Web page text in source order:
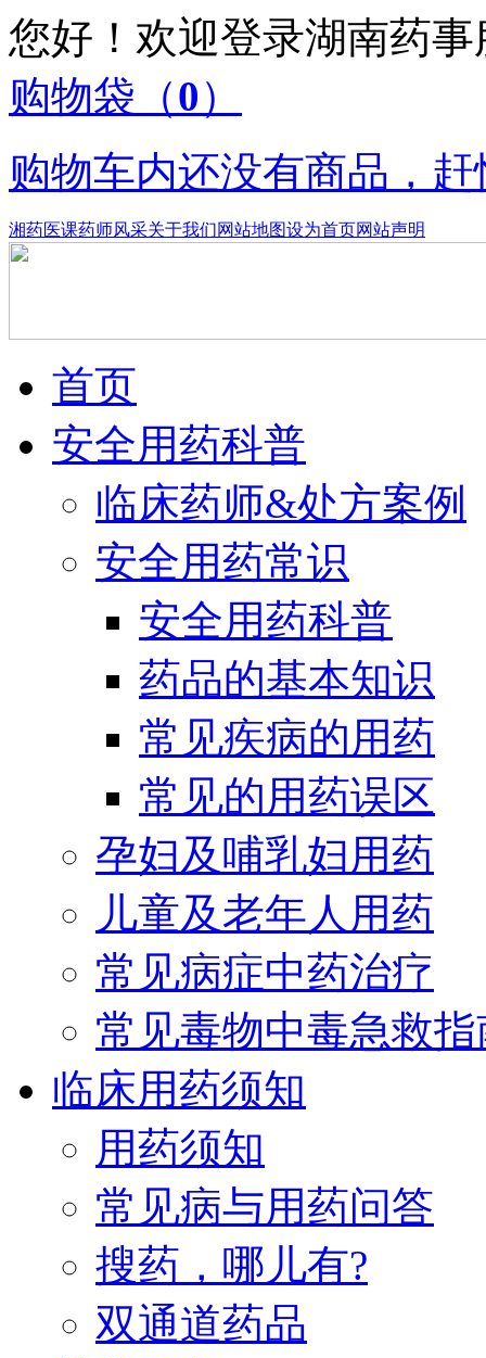
您好！欢迎登录湖南药
购物袋 （0）
购物车内还没有商品，
湘药医课药师风采关于我们网站地图设为首页网站声明
首页
安全用药科普
临床药师&处方案例
安全用药常识
安全用药科普
药品的基本知识
常见疾病的用药
常见的用药误区
孕妇及哺乳妇用药
儿童及老年人用药
常见病症中药治疗
常见毒物中毒急救指
临床用药须知
用药须知
常见病与用药问答
搜药，哪儿有?
双通道药品